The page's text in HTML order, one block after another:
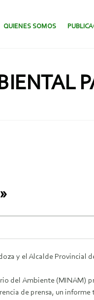
CONTENIDO.
QUIENES SOMOS
y el Alcalde Provincial
del Ambiente (MINAM)
de prensa, un informe